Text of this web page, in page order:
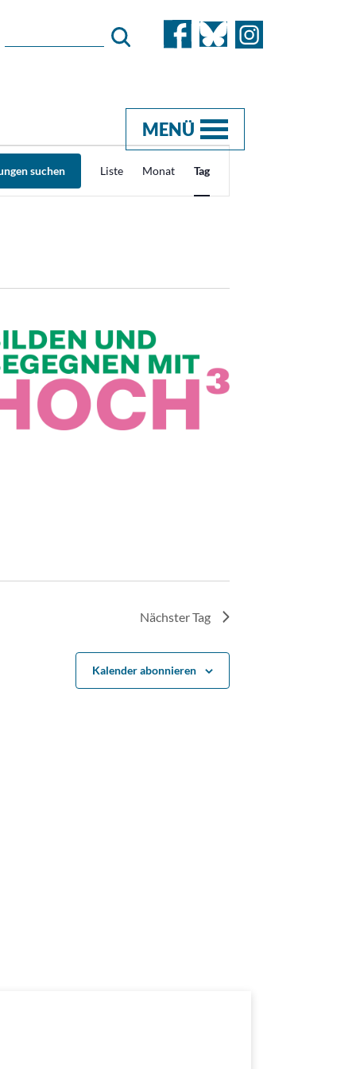
MENÜ
suchen
Veranstaltung
Ansichten-
Navigation
Liste Monat Tag
Nächster Tag
Kalender abonnieren